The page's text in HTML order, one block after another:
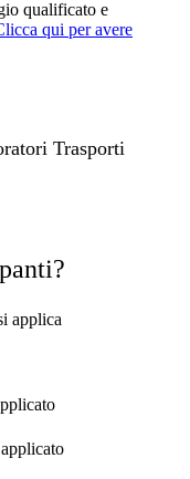
qualificato e
qui per avere
Trasporti
applica